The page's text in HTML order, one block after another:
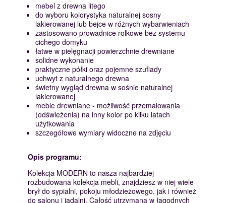
mebel z drewna litego
do wyboru kolorystyka naturalnej sosny
lakierowanej lub bejce w różnych wybarwieniach
zastosowano prowadnice rolkowe bez systemu
cichego domyku
łatwe w pielęgnacji powierzchnie drewniane
solidne wykonanie
praktyczne półki oraz pojemne szuflady
uchwyt z naturalnego drewna
świetny wygląd drewna w sośnie naturalnej
lakierowanej
meble drewniane - możliwość przemalowania
(odświeżenia) na inny kolor po kilku latach
użytkowania
szczegółowe wymiary widoczne na zdjęciu
Opis programu:
Kolekcja MODERN to nasza najbardziej
rozbudowana kolekcja mebli, znajdziesz w niej wiele
brył do sypialni, pokoju młodzieżowego, jak i również
do salonu i jadalni. Całość utrzymana w łagodnych